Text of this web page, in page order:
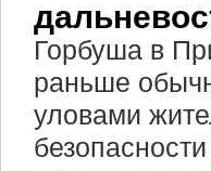
Горбуша в
раньше
уловами